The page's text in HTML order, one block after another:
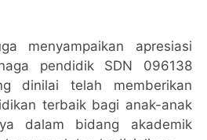
menyampaikan apresiasi
pendidik SDN 096138
dinilai telah memberikan
terbaik bagi anak-anak
dalam bidang akademik